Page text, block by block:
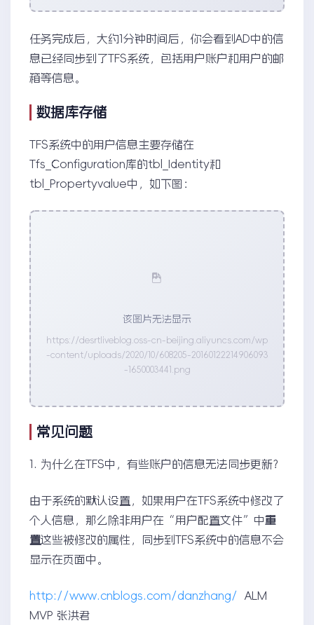
任务完成后，大约1分钟时间后，你会看到AD中的信
息已经同步到了TFS系统，包括用户账户和用户的邮
箱等信息。
数据库存储
TFS系统中的用户信息主要存储在
Tfs_Configuration库的tbl_Identity和
tbl_Propertyvalue中，如下图：
该图片无法显示
https://desrtliveblog.oss-cn-beijing.aliyuncs.com/wp
-content/uploads/2020/10/608205-20160122214906093
-1650003441.png
常见问题
1. 为什么在TFS中，有些账户的信息无法同步更新？
由于系统的默认设置，如果用户在TFS系统中修改了
个人信息，那么除非用户在“用户配置文件”中重
置这些被修改的属性，同步到TFS系统中的信息不会
显示在页面中。
http://www.cnblogs.com/danzhang/
ALM
MVP 张洪君